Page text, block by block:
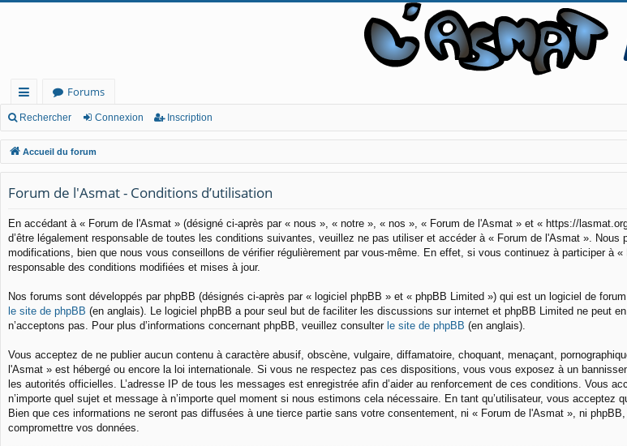
ac
co
ur
cis
Forums
Rechercher Connexion Inscription
Accueil du forum
Forum de l'Asmat - Conditions d’utilisation
En accédant à « Forum de l'Asmat » (désigné ci-après par « nous », « notre », « nos », « Forum de l'Asmat » et « https://
d’être légalement responsable de toutes les conditions suivantes, veuillez ne pas utiliser et accéder à « Forum de l'Asmat ».
modifications, bien que nous vous conseillons de vérifier régulièrement par vous-même. En effet, si vous continuez à participer à
responsable des conditions modifiées et mises à jour.
Nos forums sont développés par phpBB (désignés ci-après par « logiciel phpBB » et « phpBB Limited ») qui est un logiciel de
le site de phpBB (en anglais). Le logiciel phpBB a pour seul but de faciliter les discussions sur internet et phpBB Limited ne peut
n’acceptons pas. Pour plus d’informations concernant phpBB, veuillez consulter le site de phpBB (en anglais).
Vous acceptez de ne publier aucun contenu à caractère abusif, obscène, vulgaire, diffamatoire, choquant, menaçant,
l'Asmat » est hébergé ou encore la loi internationale. Si vous ne respectez pas ces dispositions, vous vous exposez à un
les autorités officielles. L’adresse IP de tous les messages est enregistrée afin d’aider au renforcement de ces conditions. Vous
n’importe quel sujet et message à n’importe quel moment si nous estimons cela nécessaire. En tant qu’utilisateur, vous
Bien que ces informations ne seront pas diffusées à une tierce partie sans votre consentement, ni « Forum de l'Asmat », ni
compromettre vos données.